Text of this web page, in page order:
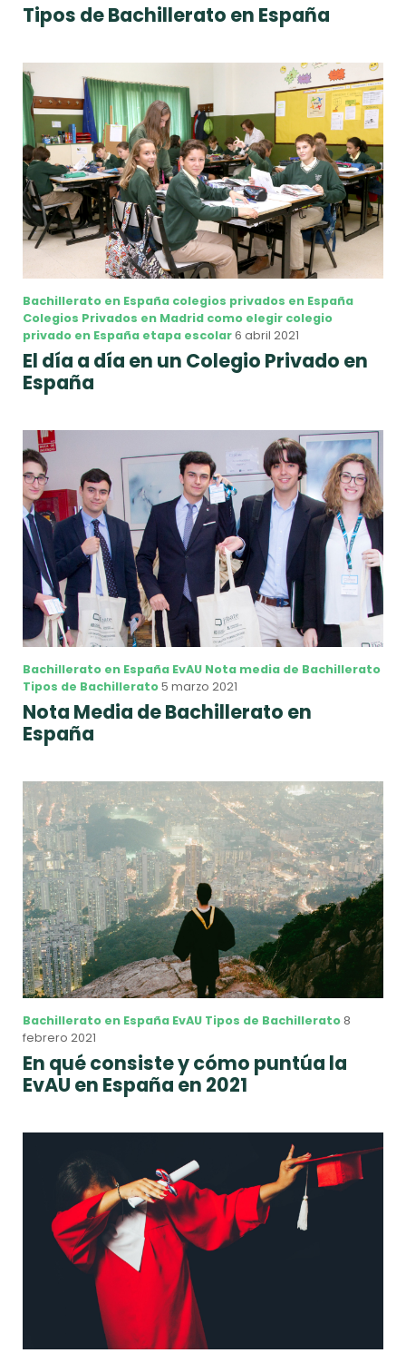
Tipos de Bachillerato en España
Bachillerato en España colegios privados en España
Colegios Privados en Madrid como elegir colegio
privado en España etapa escolar6 abril 2021
El día a día en un Colegio Privado en
España
Bachillerato en España EvAU Nota media de Bachillerato
Tipos de Bachillerato5 marzo 2021
Nota Media de Bachillerato en
España
Bachillerato en España EvAU Tipos de Bachillerato8
febrero 2021
En qué consiste y cómo puntúa la
EvAU en España en 2021